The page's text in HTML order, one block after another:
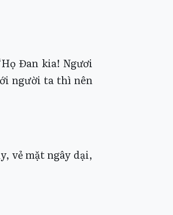
Đan kia! Ngươi
người ta thì nên
vẻ mặt ngây dại,